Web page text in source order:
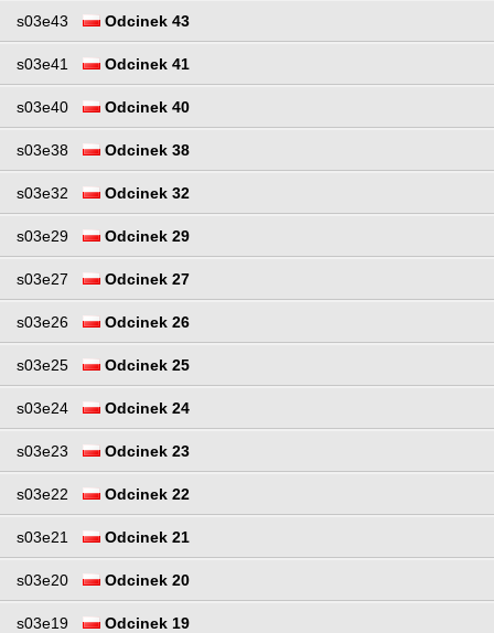
s03e43 Odcinek 43
s03e41 Odcinek 41
s03e40 Odcinek 40
s03e38 Odcinek 38
s03e32 Odcinek 32
s03e29 Odcinek 29
s03e27 Odcinek 27
s03e26 Odcinek 26
s03e25 Odcinek 25
s03e24 Odcinek 24
s03e23 Odcinek 23
s03e22 Odcinek 22
s03e21 Odcinek 21
s03e20 Odcinek 20
s03e19 Odcinek 19